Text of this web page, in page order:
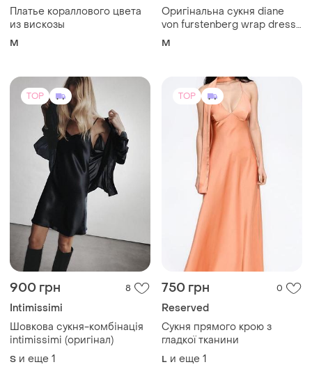
Платье кораллового цвета
из вискозы
M
Оригінальна сукня diane
von furstenberg wrap dress
m
M
TOP
900 грн 8
Intimissimi
Шовкова сукня-комбінація
intimissimi (оригінал)
S и еще 1
TOP
750 грн 0
Reserved
Сукня прямого крою з
гладкої тканини
L и еще 1